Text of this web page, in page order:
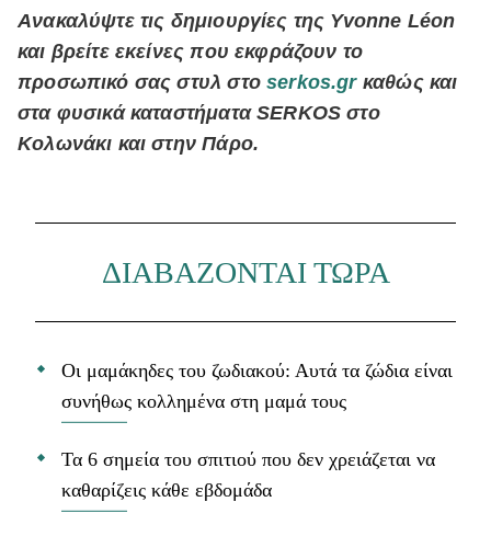
Aνακαλύψτε τις δημιουργίες της Yvonne Léon
και βρείτε εκείνες που εκφράζουν το
προσωπικό σας στυλ στοserkos.grκαθώς και
στα φυσικά καταστήματα SERKOS στο
Κολωνάκι και στην Πάρο.
ΔΙΑΒΑΖΟΝΤΑΙ ΤΩΡΑ
Οι μαμάκηδες του ζωδιακού: Αυτά τα ζώδια είναι
συνήθως κολλημένα στη μαμά τους
Τα 6 σημεία του σπιτιού που δεν χρειάζεται να
καθαρίζεις κάθε εβδομάδα